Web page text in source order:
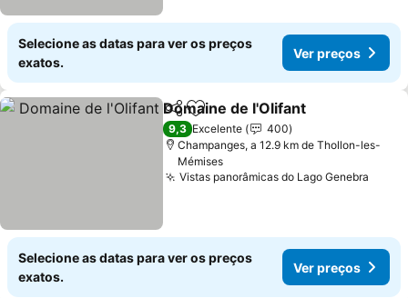
Selecione as datas para ver os preços
exatos.
Ver preços
PartilharAdicionar aos favoritos
Domaine de l'Olifant
9,3 Excelente
400
Champanges, a 12.9 km de Thollon-les-
Mémises
Vistas panorâmicas do Lago Genebra
Selecione as datas para ver os preços
exatos.
Ver preços